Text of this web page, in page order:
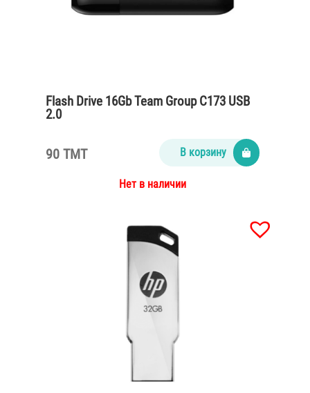
Flash Drive 16Gb Team Group C173 USB
2.0
90 TMT В корзину
Нет в наличии